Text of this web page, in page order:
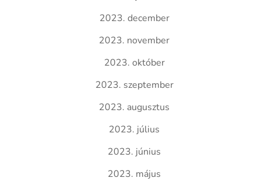
2023. december
2023. november
2023. október
2023. szeptember
2023. augusztus
2023. július
2023. június
2023. május